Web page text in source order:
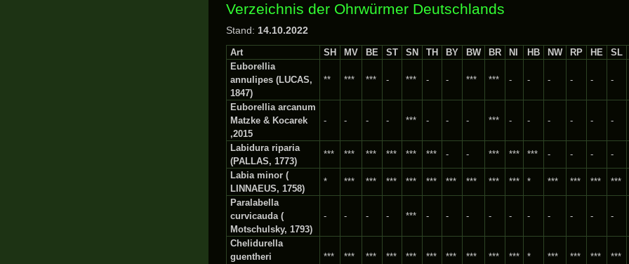
Verzeichnis der Ohrwürmer Deutschlands
Stand: 14.10.2022
Art SH MV BE ST SN TH BY BW BR NI HB NW RP HE SL
Euborellia
annulipes (LUCAS,
1847)
** *** *** - *** - - *** *** - - - - - -
Euborellia arcanum
Matzke & Kocarek
,2015
- - - - *** - - - *** - - - - - -
Labidura riparia
(PALLAS, 1773)
*** *** *** *** *** *** - - *** *** *** - - - -
Labia minor (
LINNAEUS, 1758)
* *** *** *** *** *** *** *** *** *** * *** *** *** ***
Paralabella
curvicauda (
Motschulsky, 1793)
- - - - *** - - - - - - - - - -
Chelidurella
guentheri
*** *** *** *** *** *** *** *** *** *** * *** *** *** ***